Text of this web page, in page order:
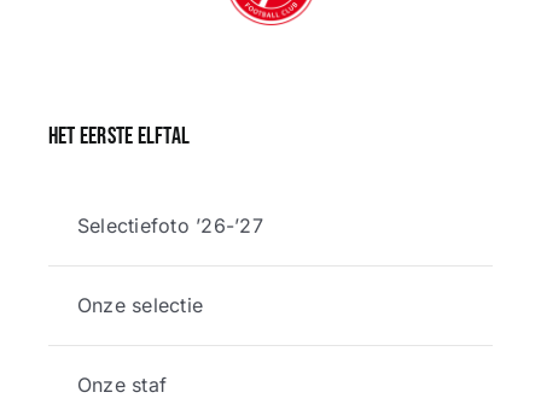
Het eerste elftal
Selectiefoto ’26-’27
Onze selectie
Onze staf